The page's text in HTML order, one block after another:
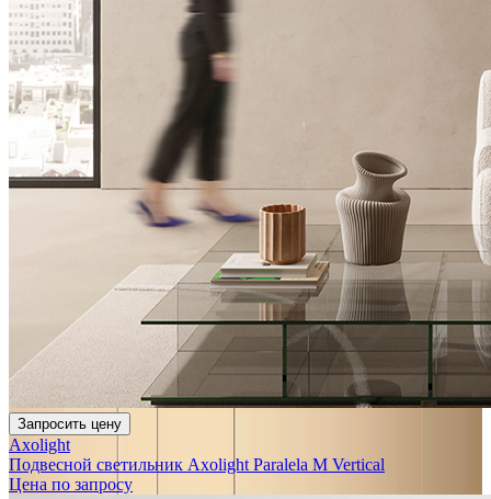
Запросить цену
Axolight
Подвесной светильник Axolight Paralela M Vertical
Цена по запросу